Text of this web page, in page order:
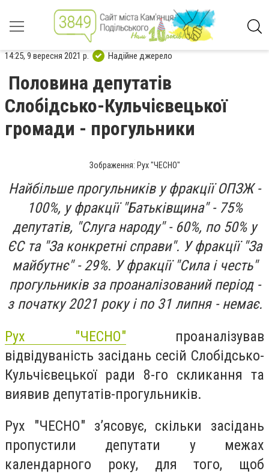
14:25, 9 вересня 2021 р. Надійне джерело
Половина депутатів
Слобідсько-Кульчієвецької
громади - прогульники
Зображення: Рух "ЧЕСНО"
Найбільше прогульників у фракції ОПЗЖ -
100%, у фракції "Батьківщина" - 75%
депутатів, "Слуга народу" - 60%, по 50% у
ЄС та "За конкретні справи". У фракції "За
майбутнє" - 29%. У фракції "Сила і честь"
прогульників за проаналізований період -
з початку 2021 року і по 31 липня - немає.
Рух "ЧЕСНО" проаналізував
відвідуваність засідань сесій Слобідсько-
Кульчієвецької ради 8-го скликання та
виявив депутатів-прогульників.
Рух "ЧЕСНО" з’ясовує, скільки засідань
пропустили депутати у межах
календарного року, для того, щоб